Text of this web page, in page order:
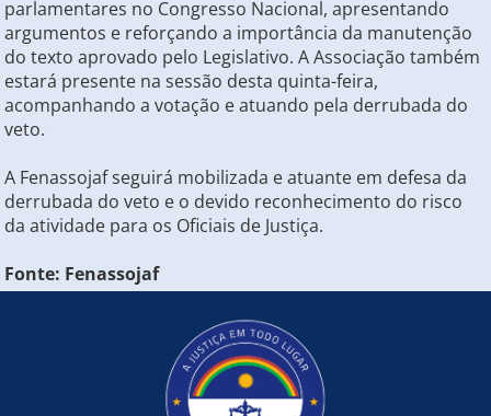
parlamentares no Congresso Nacional, apresentando
argumentos e reforçando a importância da manutenção
do texto aprovado pelo Legislativo. A Associação também
estará presente na sessão desta quinta-feira,
acompanhando a votação e atuando pela derrubada do
veto.
A Fenassojaf seguirá mobilizada e atuante em defesa da
derrubada do veto e o devido reconhecimento do risco
da atividade para os Oficiais de Justiça.
Fonte: Fenassojaf